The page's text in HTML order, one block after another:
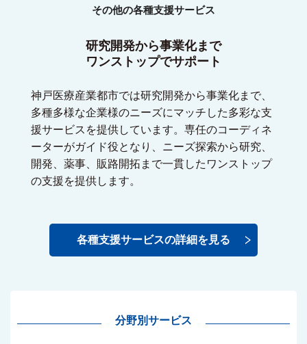
その他の各種支援サービス
研究開発から事業化まで
ワンストップでサポート
神戸医療産業都市では研究開発から事業化まで、
多種多様な企業様のニーズにマッチした多彩な支
援サービスを提供しています。専任のコーディネ
ーターがガイド役となり、ニーズ探索から研究、
開発、薬事、販路開拓まで一貫したワンストップ
の支援を提供します。
各種支援サービスの詳細を見る
分野別サービス